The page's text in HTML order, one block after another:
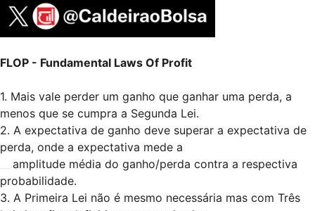
FLOP - Fundamental Laws Of Profit
1. Mais vale perder um ganho que ganhar uma perda, a
menos que se cumpra a Segunda Lei.
2. A expectativa de ganho deve superar a expectativa de
perda, onde a expectativa mede a
amplitude média do ganho/perda contra a respectiva
probabilidade.
3. A Primeira Lei não é mesmo necessária mas com Três